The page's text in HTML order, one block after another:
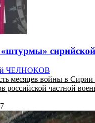
«штурмы»
ЧЕЛНОКОВ
месяцев войны в Сирии
российской частной